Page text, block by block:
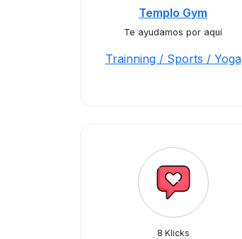
Templo Gym
Te ayudamos por aquí
Trainning / Sports / Yoga
8 Klicks